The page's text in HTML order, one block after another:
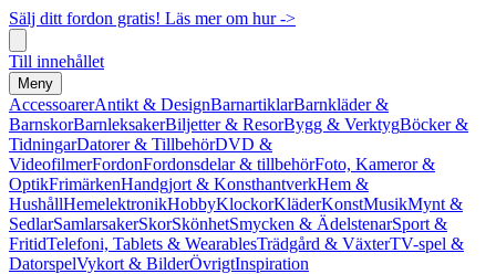
Sälj ditt fordon gratis! Läs mer om hur ->
Till innehållet
Meny
AccessoarerAntikt & DesignBarnartiklarBarnkläder &
BarnskorBarnleksakerBiljetter & ResorBygg & VerktygBöcker &
TidningarDatorer & TillbehörDVD &
VideofilmerFordonFordonsdelar & tillbehörFoto, Kameror &
OptikFrimärkenHandgjort & KonsthantverkHem &
HushållHemelektronikHobbyKlockorKläderKonstMusikMynt &
SedlarSamlarsakerSkorSkönhetSmycken & ÄdelstenarSport &
FritidTelefoni, Tablets & WearablesTrädgård & VäxterTV-spel &
DatorspelVykort & BilderÖvrigtInspiration